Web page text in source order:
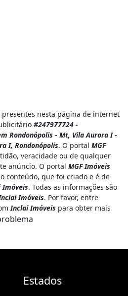
presentes nesta página de internet
#247977724 -
Rondonópolis - Mt, Vila Aurora I -
I, Rondonópolis. O portal MGF
veracidade ou de qualquer
anúncio. O portal MGF Imóveis
conteúdo, que foi criado e é de
Imóveis. Todas as informações são
Imóveis. Por favor, entre
Inclai Imóveis para obter mais
Estados